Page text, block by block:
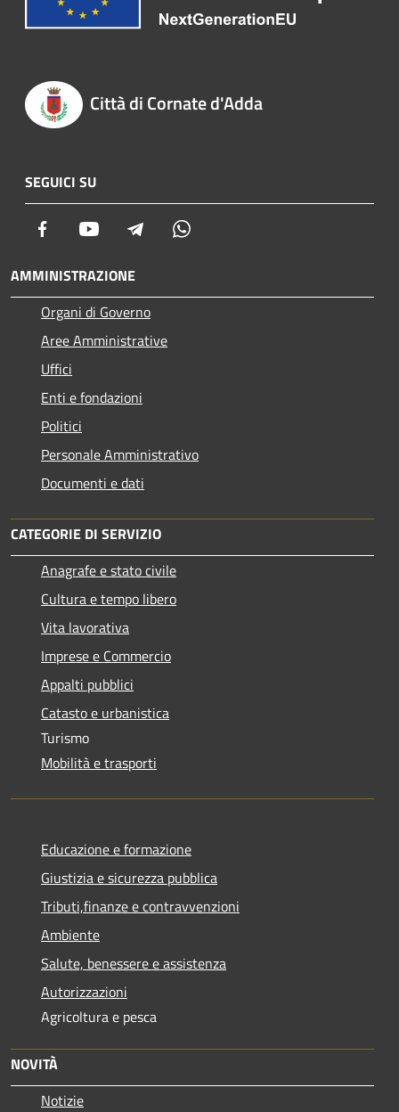
Città di Cornate d'Adda
SEGUICI SU
Facebook Youtube Telegram
AMMINISTRAZIONE
Organi di Governo
Aree Amministrative
Uffici
Enti e fondazioni
Politici
Personale Amministrativo
Documenti e dati
CATEGORIE DI SERVIZIO
Anagrafe e stato civile
Cultura e tempo libero
Vita lavorativa
Imprese e Commercio
Appalti pubblici
Catasto e urbanistica
Turismo
Mobilità e trasporti
Educazione e formazione
Giustizia e sicurezza pubblica
Tributi,finanze e contravvenzioni
Ambiente
Salute, benessere e assistenza
Autorizzazioni
Agricoltura e pesca
NOVITÀ
Notizie